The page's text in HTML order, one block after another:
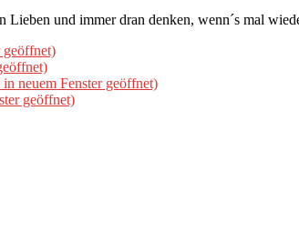
und immer dran denken, wenn´s mal
geöffnet)
neuem Fenster geöffnet)
geöffnet)